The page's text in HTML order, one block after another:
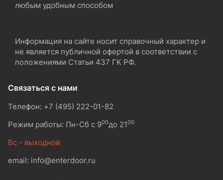
любым удобным способом
Информация на сайте носит справочный характер и
не является публичной офертой в соответствии с
положениями Статьи 437 ГК РФ.
Связаться с нами
Телефон: +7 (495) 222-01-82
Режим работы: Пн-Сб с 900до 2100
Вс - выходной
email: info@enterdoor.ru